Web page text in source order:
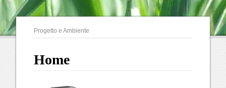
Progetto e Ambiente
Home